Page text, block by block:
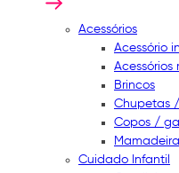
Acessórios
Acessório
Acessórios
Brincos
Chupetas
Copos /
Cuidado Infantil